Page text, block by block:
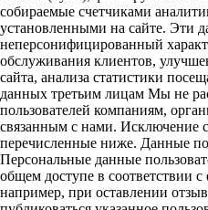
собираемые счетчиками
установленными на сайте. Эти
неперсонифицированный
обслуживания клиентов,
сайта, анализа статистики
данных третьим лицам Мы не
пользователей компаниям,
связанным с нами. Исключение
перечисленные ниже. Данные
Персональные данные
общем доступе в соответствии
например, при оставлении